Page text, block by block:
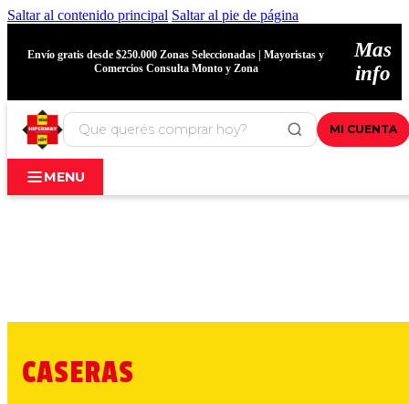
Saltar al contenido principal Saltar al pie de página
Envío gratis desde $250.000 Zonas Seleccionadas | Mayoristas y
Comercios Consulta Monto y Zona
Mas
info
MI CUENTA
MENU
CASERAS